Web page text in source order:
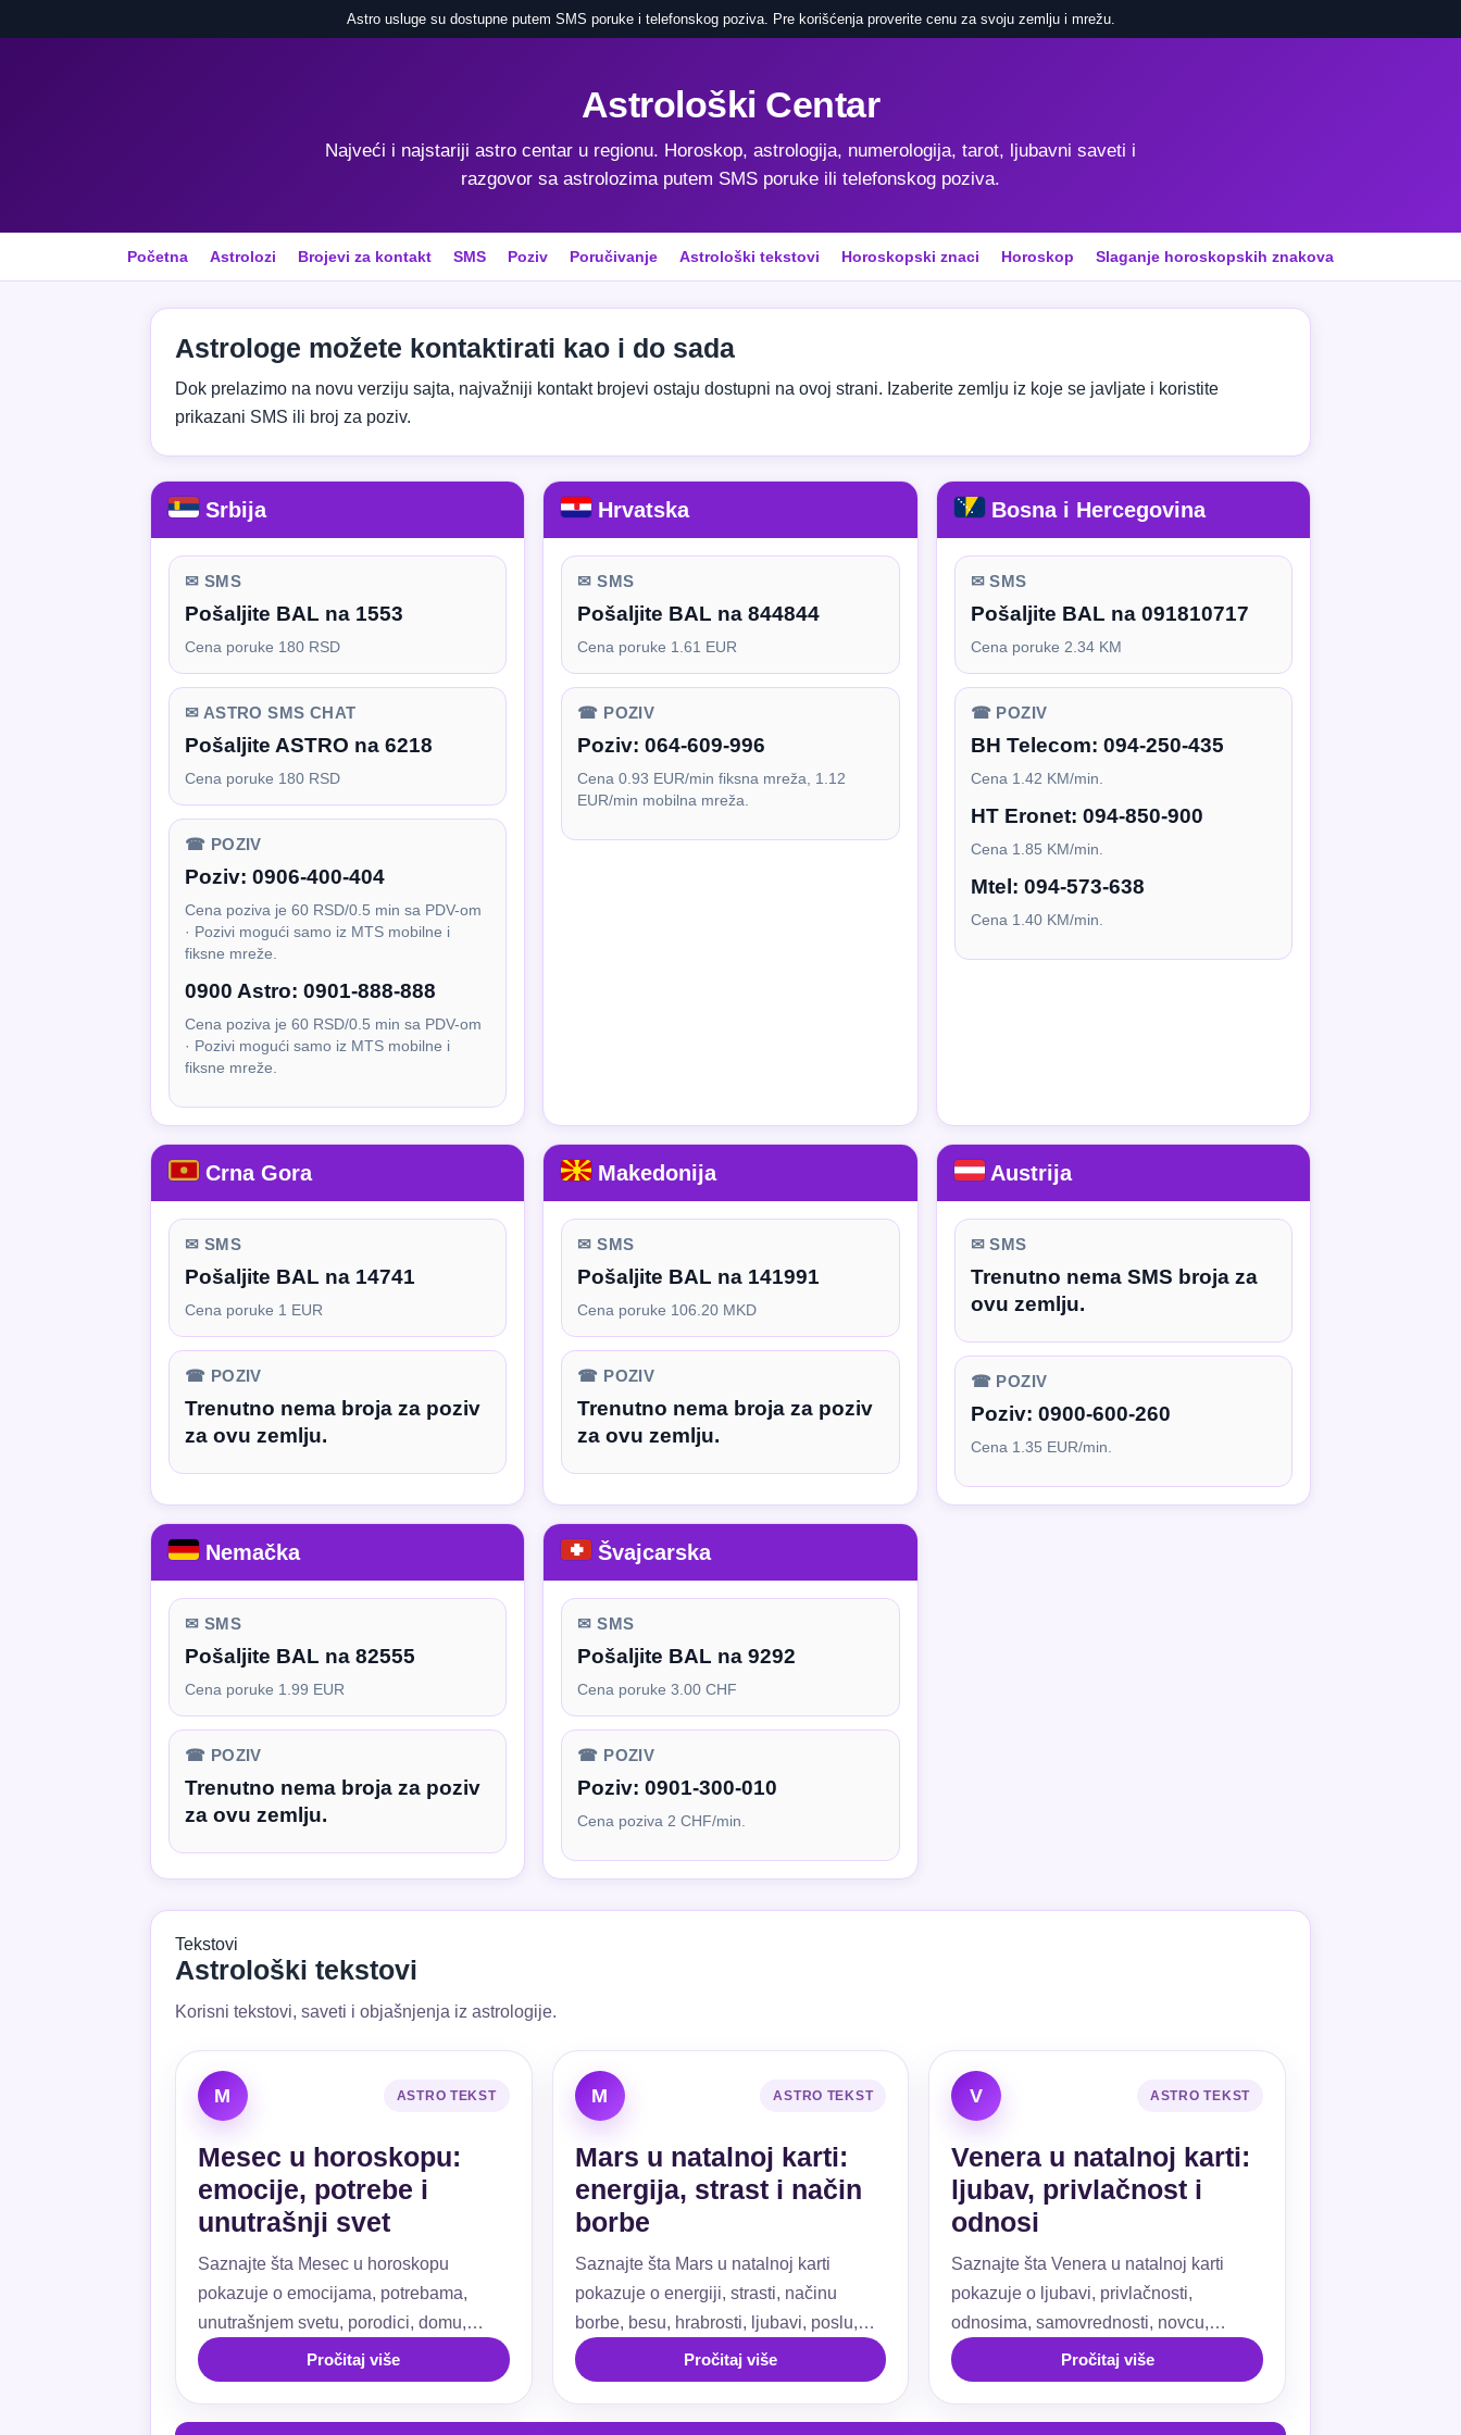
Astro usluge su dostupne putem SMS poruke i telefonskog poziva. Pre korišćenja proverite cenu za svoju zemlju i mrežu.
Astrološki Centar
Najveći i najstariji astro centar u regionu. Horoskop, astrologija, numerologija, tarot, ljubavni saveti i
razgovor sa astrolozima putem SMS poruke ili telefonskog poziva.
Početna Astrolozi Brojevi za kontakt SMS Poziv Poručivanje Astrološki tekstovi Horoskopski znaci Horoskop Slaganje horoskopskih znakova
Astrologe možete kontaktirati kao i do sada
Dok prelazimo na novu verziju sajta, najvažniji kontakt brojevi ostaju dostupni na ovoj strani. Izaberite zemlju iz koje se javljate i koristite
prikazani SMS ili broj za poziv.
Srbija
✉ SMS
Pošaljite BAL na 1553
Cena poruke 180 RSD
✉ ASTRO SMS CHAT
Pošaljite ASTRO na 6218
Cena poruke 180 RSD
☎ POZIV
Poziv: 0906-400-404
Cena poziva je 60 RSD/0.5 min sa PDV-om
· Pozivi mogući samo iz MTS mobilne i
fiksne mreže.
0900 Astro: 0901-888-888
Cena poziva je 60 RSD/0.5 min sa PDV-om
· Pozivi mogući samo iz MTS mobilne i
fiksne mreže.
Hrvatska
✉ SMS
Pošaljite BAL na 844844
Cena poruke 1.61 EUR
☎ POZIV
Poziv:064-609-996
Cena 0.93 EUR/min fiksna mreža, 1.12
EUR/min mobilna mreža.
Bosna i Hercegovina
✉ SMS
Pošaljite BAL na 091810717
Cena poruke 2.34 KM
☎ POZIV
BH Telecom: 094-250-435
Cena 1.42 KM/min.
HT Eronet: 094-850-900
Cena 1.85 KM/min.
Mtel: 094-573-638
Cena 1.40 KM/min.
Crna Gora
✉ SMS
Pošaljite BAL na 14741
Cena poruke 1 EUR
☎ POZIV
Trenutno nema broja za poziv
za ovu zemlju.
Makedonija
✉ SMS
Pošaljite BAL na 141991
Cena poruke 106.20 MKD
☎ POZIV
Trenutno nema broja za poziv
za ovu zemlju.
Austrija
✉ SMS
Trenutno nema SMS broja za
ovu zemlju.
☎ POZIV
Poziv: 0900-600-260
Cena 1.35 EUR/min.
Nemačka
✉ SMS
Pošaljite BAL na 82555
Cena poruke 1.99 EUR
☎ POZIV
Trenutno nema broja za poziv
za ovu zemlju.
Švajcarska
✉ SMS
Pošaljite BAL na 9292
Cena poruke 3.00 CHF
☎ POZIV
Poziv:0901-300-010
Cena poziva 2 CHF/min.
Tekstovi
Astrološki tekstovi
Korisni tekstovi, saveti i objašnjenja iz astrologije.
M ASTRO TEKST
Mesec u horoskopu:
emocije, potrebe i
unutrašnji svet
Saznajte šta Mesec u horoskopu
pokazuje o emocijama, potrebama,
unutrašnjem svetu, porodici, domu,
ljubavi, navikama i emotivnoj sigurnosti.
Pročitaj više
M ASTRO TEKST
Mars u natalnoj karti:
energija, strast i način
borbe
Saznajte šta Mars u natalnoj karti
pokazuje o energiji, strasti, načinu
borbe, besu, hrabrosti, ljubavi, poslu,
granicama i akciji.Pročitaj više
V ASTRO TEKST
Venera u natalnoj karti:
ljubav, privlačnost i
odnosi
Saznajte šta Venera u natalnoj karti
pokazuje o ljubavi, privlačnosti,
odnosima, samovrednosti, novcu,
uživanju, kućama i aspektima.
Pročitaj više